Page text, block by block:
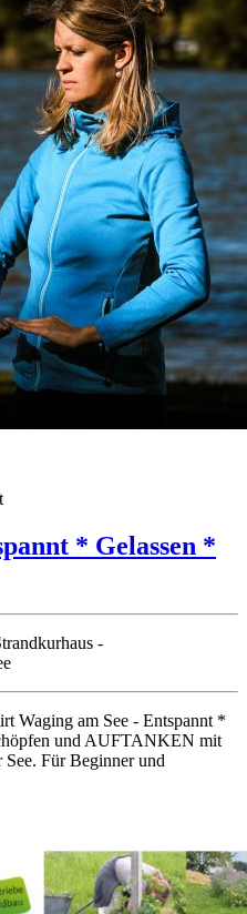
* Gelassen *
-
Waging am See - Entspannt *
und AUFTANKEN mit
Für Beginner und